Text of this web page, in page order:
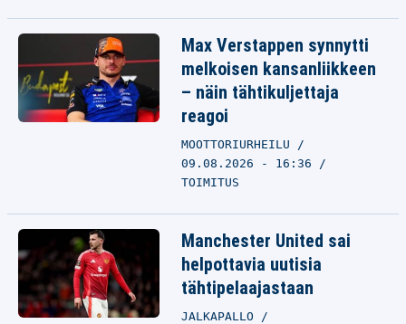
Max Verstappen synnytti
melkoisen kansanliikkeen
– näin tähtikuljettaja
reagoi
MOOTTORIURHEILU
09.08.2026 - 16:36
TOIMITUS
Manchester United sai
helpottavia uutisia
tähtipelaajastaan
JALKAPALLO